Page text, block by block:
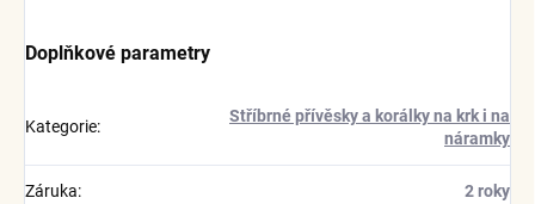
Doplňkové parametry
Kategorie:
Stříbrné přívěsky a korálky na krk i na
náramky
Záruka: 2 roky